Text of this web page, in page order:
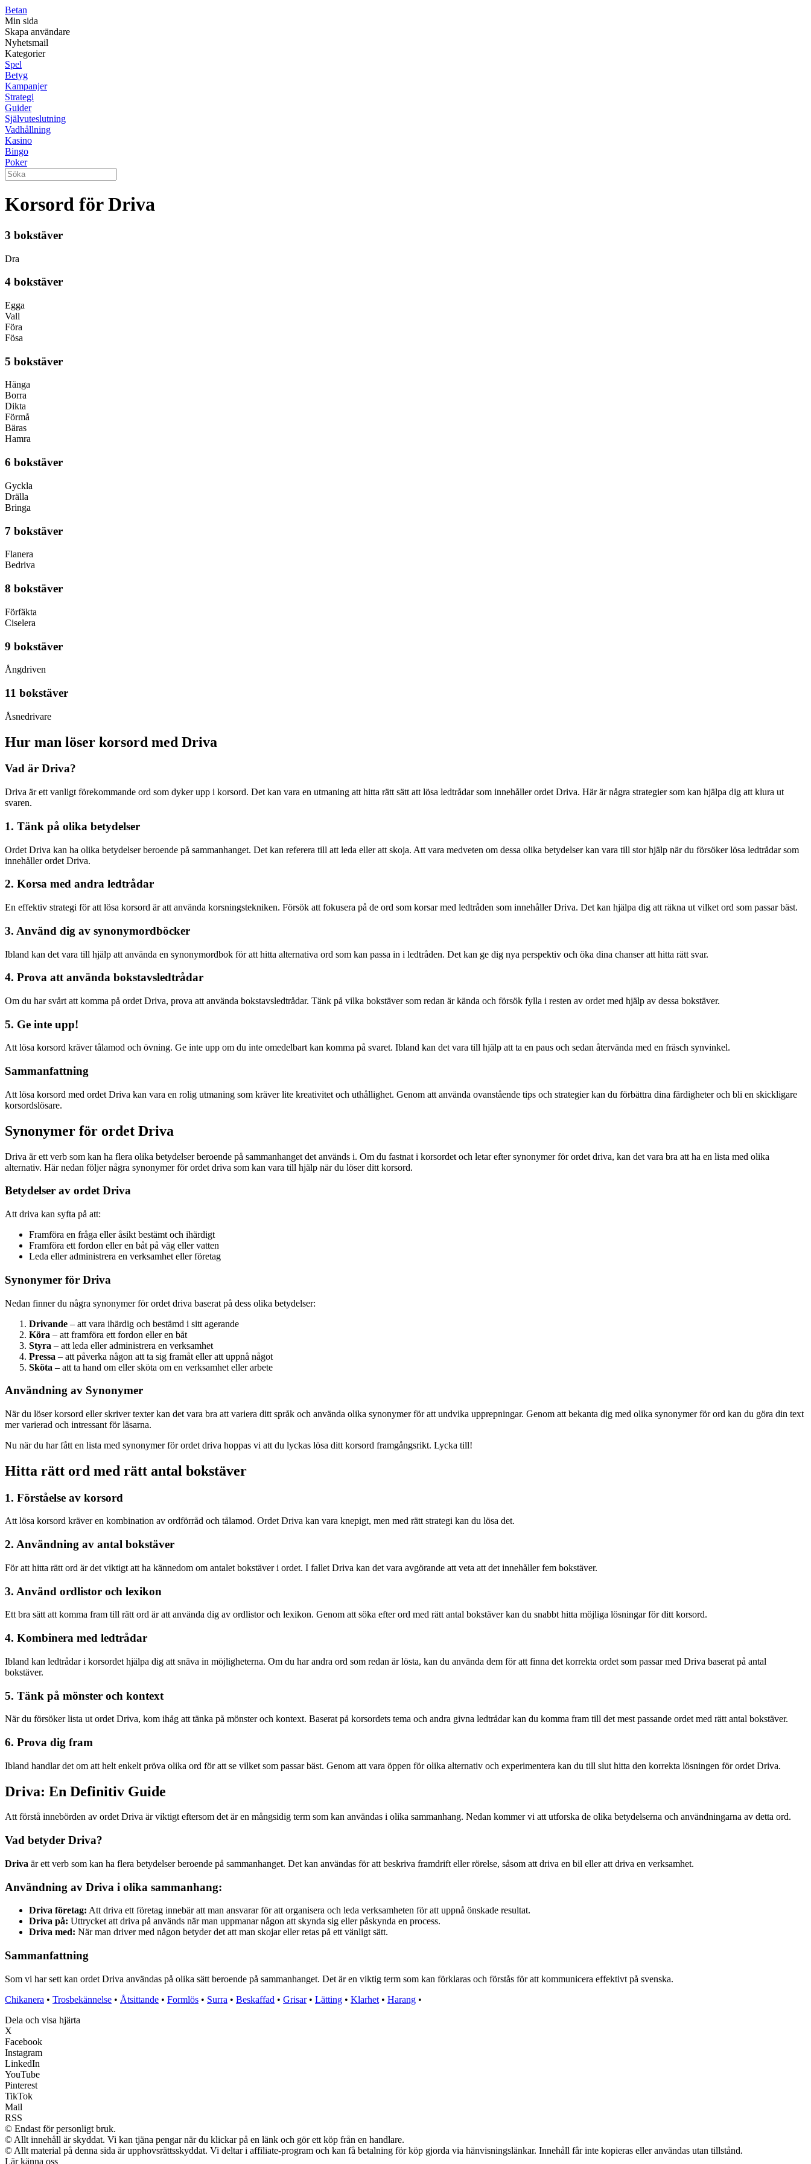
Betan
Min sida
Skapa användare
Nyhetsmail
Kategorier
Spel
Betyg
Kampanjer
Strategi
Guider
Självuteslutning
Vadhållning
Kasino
Bingo
Poker
Korsord för Driva
3 bokstäver
Dra
4 bokstäver
Egga
Vall
Föra
Fösa
5 bokstäver
Hänga
Borra
Dikta
Förmå
Bäras
Hamra
6 bokstäver
Gyckla
Drälla
Bringa
7 bokstäver
Flanera
Bedriva
8 bokstäver
Förfäkta
Ciselera
9 bokstäver
Ångdriven
11 bokstäver
Åsnedrivare
Hur man löser korsord med Driva
Vad är Driva?
Driva är ett vanligt förekommande ord som dyker upp i korsord. Det kan vara en utmaning att hitta rätt sätt att lösa ledtrådar som innehåller ordet Driva. Här är några strategier som kan hjälpa dig att klura ut
svaren.
1. Tänk på olika betydelser
Ordet Driva kan ha olika betydelser beroende på sammanhanget. Det kan referera till att leda eller att skoja. Att vara medveten om dessa olika betydelser kan vara till stor hjälp när du försöker lösa ledtrådar som
innehåller ordet Driva.
2. Korsa med andra ledtrådar
En effektiv strategi för att lösa korsord är att använda korsningstekniken. Försök att fokusera på de ord som korsar med ledtråden som innehåller Driva. Det kan hjälpa dig att räkna ut vilket ord som passar bäst.
3. Använd dig av synonymordböcker
Ibland kan det vara till hjälp att använda en synonymordbok för att hitta alternativa ord som kan passa in i ledtråden. Det kan ge dig nya perspektiv och öka dina chanser att hitta rätt svar.
4. Prova att använda bokstavsledtrådar
Om du har svårt att komma på ordet Driva, prova att använda bokstavsledtrådar. Tänk på vilka bokstäver som redan är kända och försök fylla i resten av ordet med hjälp av dessa bokstäver.
5. Ge inte upp!
Att lösa korsord kräver tålamod och övning. Ge inte upp om du inte omedelbart kan komma på svaret. Ibland kan det vara till hjälp att ta en paus och sedan återvända med en fräsch synvinkel.
Sammanfattning
Att lösa korsord med ordet Driva kan vara en rolig utmaning som kräver lite kreativitet och uthållighet. Genom att använda ovanstående tips och strategier kan du förbättra dina färdigheter och bli en skickligare
korsordslösare.
Synonymer för ordet Driva
Driva är ett verb som kan ha flera olika betydelser beroende på sammanhanget det används i. Om du fastnat i korsordet och letar efter synonymer för ordet driva, kan det vara bra att ha en lista med olika
alternativ. Här nedan följer några synonymer för ordet driva som kan vara till hjälp när du löser ditt korsord.
Betydelser av ordet Driva
Att driva kan syfta på att:
Framföra en fråga eller åsikt bestämt och ihärdigt
Framföra ett fordon eller en båt på väg eller vatten
Leda eller administrera en verksamhet eller företag
Synonymer för Driva
Nedan finner du några synonymer för ordet driva baserat på dess olika betydelser:
Drivande – att vara ihärdig och bestämd i sitt agerande
Köra – att framföra ett fordon eller en båt
Styra – att leda eller administrera en verksamhet
Pressa – att påverka någon att ta sig framåt eller att uppnå något
Sköta – att ta hand om eller sköta om en verksamhet eller arbete
Användning av Synonymer
När du löser korsord eller skriver texter kan det vara bra att variera ditt språk och använda olika synonymer för att undvika upprepningar. Genom att bekanta dig med olika synonymer för ord kan du göra din text
mer varierad och intressant för läsarna.
Nu när du har fått en lista med synonymer för ordet driva hoppas vi att du lyckas lösa ditt korsord framgångsrikt. Lycka till!
Hitta rätt ord med rätt antal bokstäver
1. Förståelse av korsord
Att lösa korsord kräver en kombination av ordförråd och tålamod. Ordet Driva kan vara knepigt, men med rätt strategi kan du lösa det.
2. Användning av antal bokstäver
För att hitta rätt ord är det viktigt att ha kännedom om antalet bokstäver i ordet. I fallet Driva kan det vara avgörande att veta att det innehåller fem bokstäver.
3. Använd ordlistor och lexikon
Ett bra sätt att komma fram till rätt ord är att använda dig av ordlistor och lexikon. Genom att söka efter ord med rätt antal bokstäver kan du snabbt hitta möjliga lösningar för ditt korsord.
4. Kombinera med ledtrådar
Ibland kan ledtrådar i korsordet hjälpa dig att snäva in möjligheterna. Om du har andra ord som redan är lösta, kan du använda dem för att finna det korrekta ordet som passar med Driva baserat på antal
bokstäver.
5. Tänk på mönster och kontext
När du försöker lista ut ordet Driva, kom ihåg att tänka på mönster och kontext. Baserat på korsordets tema och andra givna ledtrådar kan du komma fram till det mest passande ordet med rätt antal bokstäver.
6. Prova dig fram
Ibland handlar det om att helt enkelt pröva olika ord för att se vilket som passar bäst. Genom att vara öppen för olika alternativ och experimentera kan du till slut hitta den korrekta lösningen för ordet Driva.
Driva: En Definitiv Guide
Att förstå innebörden av ordet Driva är viktigt eftersom det är en mångsidig term som kan användas i olika sammanhang. Nedan kommer vi att utforska de olika betydelserna och användningarna av detta ord.
Vad betyder Driva?
Driva är ett verb som kan ha flera betydelser beroende på sammanhanget. Det kan användas för att beskriva framdrift eller rörelse, såsom att driva en bil eller att driva en verksamhet.
Användning av Driva i olika sammanhang:
Driva företag: Att driva ett företag innebär att man ansvarar för att organisera och leda verksamheten för att uppnå önskade resultat.
Driva på: Uttrycket att driva på används när man uppmanar någon att skynda sig eller påskynda en process.
Driva med: När man driver med någon betyder det att man skojar eller retas på ett vänligt sätt.
Sammanfattning
Som vi har sett kan ordet Driva användas på olika sätt beroende på sammanhanget. Det är en viktig term som kan förklaras och förstås för att kommunicera effektivt på svenska.
Chikanera • Trosbekännelse • Åtsittande • Formlös • Surra • Beskaffad • Grisar• Lätting • Klarhet • Harang •
Dela och visa hjärta
X
Facebook
Instagram
LinkedIn
YouTube
Pinterest
TikTok
Mail
RSS
© Endast för personligt bruk.
© Allt innehåll är skyddat. Vi kan tjäna pengar när du klickar på en länk och gör ett köp från en handlare.
© Allt material på denna sida är upphovsrättsskyddat. Vi deltar i affiliate-program och kan få betalning för köp gjorda via hänvisningslänkar. Innehåll får inte kopieras eller användas utan tillstånd.
Lär känna oss